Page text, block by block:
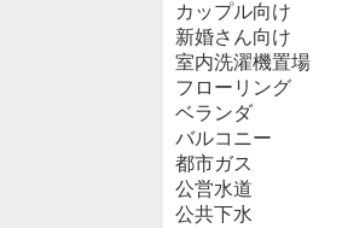
カップル向け
新婚さん向け
室内洗濯機置場
フローリング
ベランダ
バルコニー
都市ガス
公営水道
公共下水